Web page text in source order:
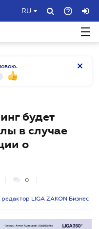
RU
будет
в случае
о
0
LIGA ZAKON Бизнес